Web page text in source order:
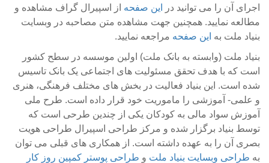
اجرای آن را می توانید در
این صفحه از اسپیرال گراف مشاهده و
مطالعه نمایید. همچنین جهت مشاهده متن مصاحبه در وبسایت
بنیاد ملت به این صفحه مراجعه نمایید.
بنیاد ملت (وابسته به بانک ملت) اولین موسسه در سطح کشور
است که با هدف تحقق مسئولیت های اجتماعی یک بانک تاسیس
شده است. این بنیاد فعالیت در بخش های مختلف فرهنگی، هنری
و علمی- آموزشی را ماموریت خود قرار داده است. طرح ملی
آموزش سواد مالی به کودکان یکی از چندین طرحی است که
توسط بنیاد برگزار شده و مرکز طراحی اسپیرال طراحی هویت
بصری آن را به عهده داشته است. از همکاری های قبلی می توان
به طراحی وبسایت بنیاد ملت و طراحی پوستر کمپین روز کار